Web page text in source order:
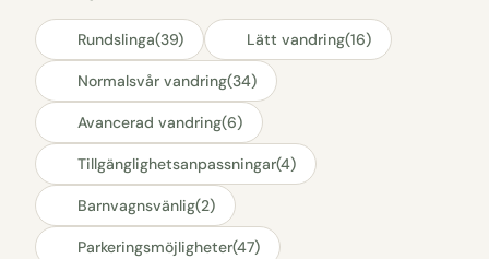
Rundslinga(39) Lätt vandring(16)
Normalsvår vandring(34)
Avancerad vandring(6)
Tillgänglighetsanpassningar(4)
Barnvagnsvänlig(2)
Parkeringsmöjligheter(47)